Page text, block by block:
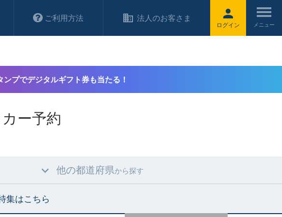
ログイン
ご利用方法 法人のお客さま
プでデジタルギフト券も当たる！
ー予約
他の都道府県から探す
集はこちら